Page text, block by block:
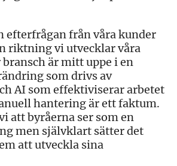
efterfrågan från våra kunder
riktning vi utvecklar våra
är mitt uppe i en
som drivs av
AI som effektiviserar arbetet
hantering är ett faktum.
att byråerna ser som en
men självklart sätter det
att utveckla sina